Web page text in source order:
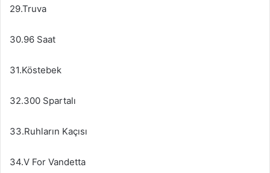
29.Truva
30.96 Saat
31.Köstebek
32.300 Spartalı
33.Ruhların Kaçısı
34.V For Vandetta